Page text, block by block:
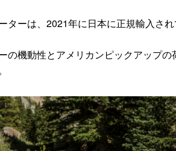
ターは、2021年に日本に正規輸入さ
の機動性とアメリカンピックアップ